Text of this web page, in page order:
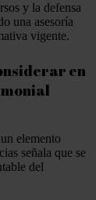
y la defensa
una asesoría
vigente.
en
elemento
señala que se
del